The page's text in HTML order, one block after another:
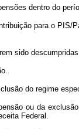
dentro do
para o PIS/
descumpridas
do regime
ou da exclusão
Federal.